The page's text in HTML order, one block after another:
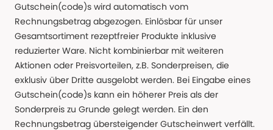
Gutschein(code)s wird automatisch vom
Rechnungsbetrag abgezogen. Einlösbar für unser
Gesamtsortiment rezeptfreier Produkte inklusive
reduzierter Ware. Nicht kombinierbar mit weiteren
Aktionen oder Preisvorteilen, z.B. Sonderpreisen, die
exklusiv über Dritte ausgelobt werden. Bei Eingabe eines
Gutschein(code)s kann ein höherer Preis als der
Sonderpreis zu Grunde gelegt werden. Ein den
Rechnungsbetrag übersteigender Gutscheinwert verfällt.